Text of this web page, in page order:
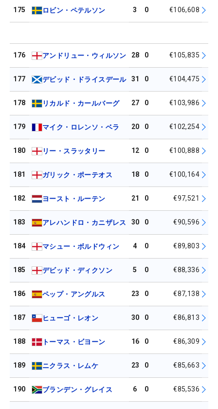
175 ロビン・ペテルソン 3 0 €106,608
176 アンドリュー・ウィルソン 28 0 €105,835
177 デビッド・ドライスデール 31 0 €104,475
178 リカルド・カールバーグ 27 0 €103,986
179 マイク・ロレンソ・ベラ 20 0 €102,254
180 リー・スラッタリー 12 0 €100,888
181 ガリック・ポーテオス 18 0 €100,164
182 ヨースト・ルーテン 21 0 €97,521
183 アレハンドロ・カニザレス 30 0 €90,596
184 マシュー・ボルドウィン 4 0 €89,803
185 デビッド・ディクソン 5 0 €88,336
186 ペップ・アングルス 23 0 €87,138
187 ヒューゴ・レオン 30 0 €86,813
188 トーマス・ビヨーン 16 0 €86,309
189 ニクラス・レムケ 23 0 €85,663
190 ブランデン・グレイス 6 0 €85,536